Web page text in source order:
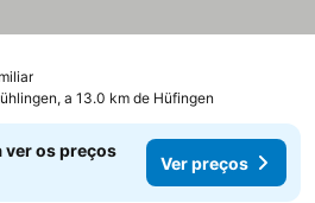
Ver preços
a 13.0 km de Hüfingen
ver os preços
Ver preços